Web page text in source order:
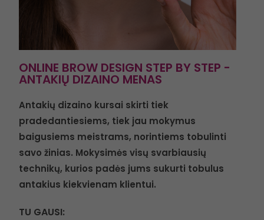
ONLINE BROW DESIGN STEP BY STEP -
ANTAKIŲ DIZAINO MENAS
Antakių dizaino kursai skirti tiek
pradedantiesiems, tiek jau mokymus
baigusiems meistrams, norintiems tobulinti
savo žinias. Mokysimės visų svarbiausių
technikų, kurios padės jums sukurti tobulus
antakius kiekvienam klientui.
TU GAUSI: